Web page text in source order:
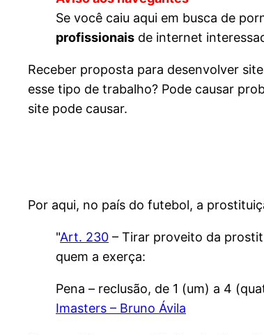
Se você caiu aqui em busca de
profissionais de internet
Receber proposta para desenvolver
esse tipo de trabalho? Pode causar
site pode causar.
Por aqui, no país do futebol, a
"Art. 230 – Tirar proveito da
quem a exerça:
Pena – reclusão, de 1 (um) a 4
Imasters – Bruno Ávila